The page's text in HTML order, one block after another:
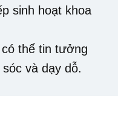
sinh hoạt khoa
thể tin tưởng
và dạy dỗ.